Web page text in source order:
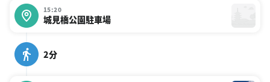
15:20
城見橋公園駐車場
2分